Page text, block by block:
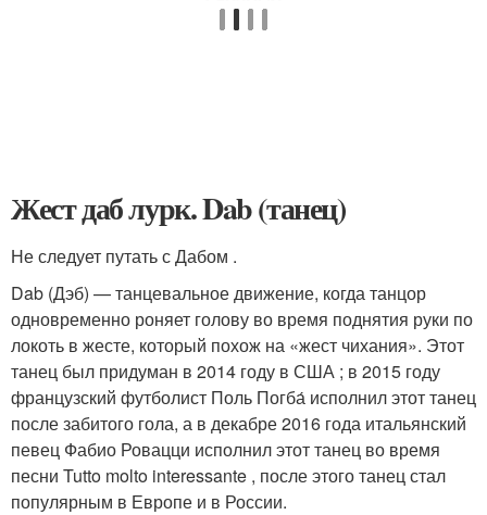
Жест даб лурк. Dab (танец)
Не следует путать с Дабом .
Dab (Дэб) — танцевальное движение, когда танцор
одновременно роняет голову во время поднятия руки по
локоть в жесте, который похож на «жест чихания». Этот
танец был придуман в 2014 году в США ; в 2015 году
французский футболист Поль Погба́ исполнил этот танец
после забитого гола, а в декабре 2016 года итальянский
певец Фабио Ровацци исполнил этот танец во время
песни Tutto molto interessante , после этого танец стал
популярным в Европе и в России.